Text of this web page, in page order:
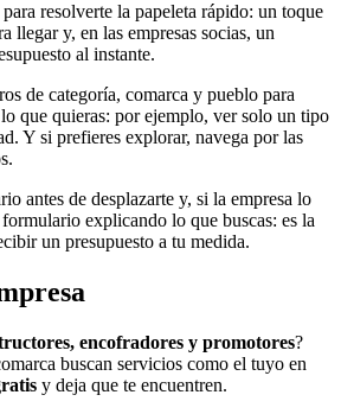
resolverte la papeleta rápido: un toque
llegar y, en las empresas socias, un
al instante.
de categoría, comarca y pueblo para
que quieras: por ejemplo, ver solo un tipo
Y si prefieres explorar, navega por las
antes de desplazarte y, si la empresa lo
explicando lo que buscas: es la
un presupuesto a tu medida.
encofradores y promotores?
buscan servicios como el tuyo en
y deja que te encuentren.